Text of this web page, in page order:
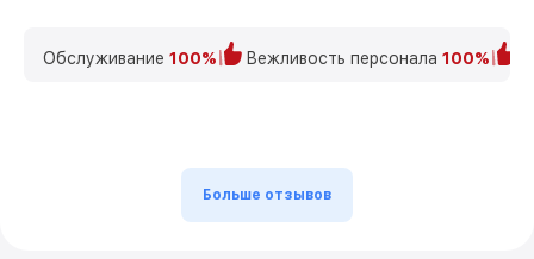
Обслуживание 100% Вежливость персонала 100%
Больше отзывов